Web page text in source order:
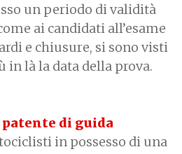
un periodo di validità
ai candidati all’esame
e chiusure, si sono visti
in là la data della prova.
patente di guida
in possesso di una